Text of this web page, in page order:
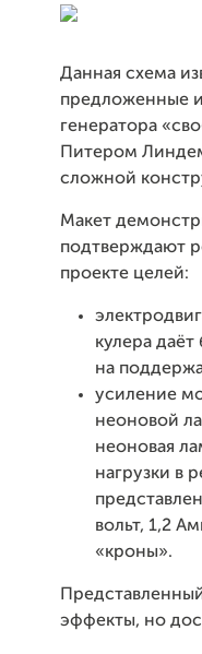
Данная схема
предложенные
генератора
Питером
сложной
Макет
подтверждают
проекте целей:
кулера
на
усиление
неоновой
неоновая
нагрузки в
вольт, 1,2
«кроны».
эффекты, но